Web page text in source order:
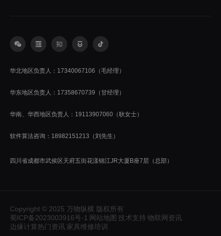
华北地区负责人：17340067106（毛经理）
华东地区负责人：17358670739（甘经理）
华南、华西地区负责人：19113907060（耿女士）
软件算法咨询：18982151213（刘先生）
四川省成都市武侯区天府五街花漾锦江JR大厦B座7层（总部）
Copyright © 2025 万物纵横 版权所有
蜀ICP备2023003916号-1 网站地图 技术支持 物联网资讯
边缘计算热门资讯 家具维修培训